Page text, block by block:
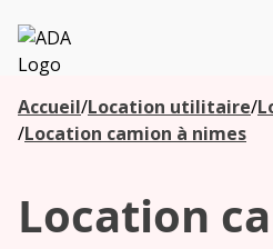
ADA
Accueil/Location utilitaire/
/Location camion à nimes
Location
Les
agences à